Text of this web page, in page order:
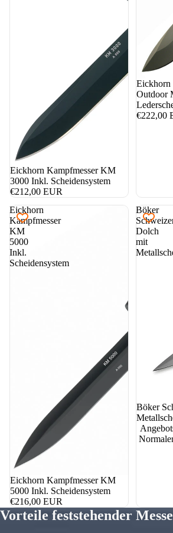
Eickhorn Kampfmesser KM
3000 Inkl. Scheidensystem
€212,00 EUR
nicht auf
Eickhorn
Outdoor
€222,00
Eickhorn
Kampfmesser
KM
5000
Inkl.
Scheidensystem
Eickhorn Kampfmesser KM
5000 Inkl. Scheidensystem
€216,00 EUR
Böker
Dolch
mit
5%
Böker
Vorteile feststehender